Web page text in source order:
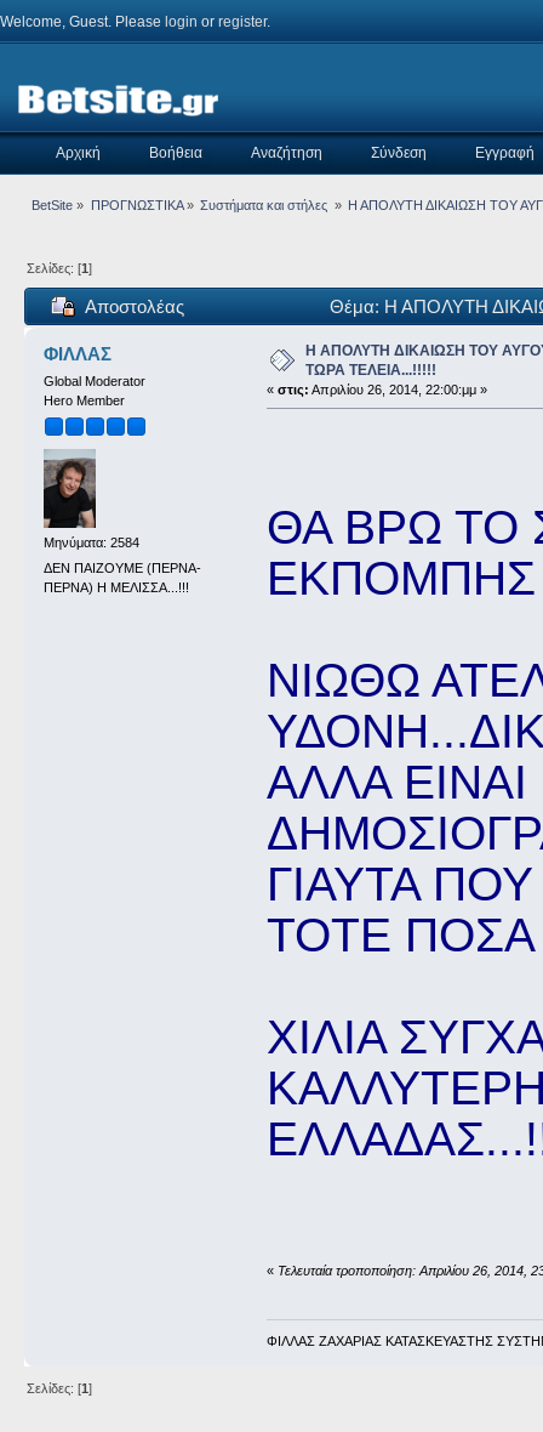
Welcome, Guest. Please login or register.
Αρχική Βοήθεια Αναζήτηση Σύνδεση Εγγραφή
BetSite » ΠΡΟΓΝΩΣΤΙΚΑ» Συστήματα και στήλες » Η ΑΠΟΛΥΤΗ ΔΙΚΑΙΩΣΗ ΤΟΥ
Σελίδες: [1]
Αποστολέας
Θέμα: Η ΑΠΟΛΥΤΗ
φορές)
ΦΙΛΛΑΣ
Global Moderator
Hero Member
Μηνύματα: 2584
ΔΕΝ ΠΑΙΖΟΥΜΕ (ΠΕΡΝΑ-
ΠΕΡΝΑ) Η ΜΕΛΙΣΣΑ...!!!
Η ΑΠΟΛΥΤΗ ΔΙΚΑΙΩΣΗ ΤΟΥ
ΤΩΡΑ ΤΕΛΕΙΑ...!!!!!
« στις: Απριλίου 26, 2014, 22:00:μμ »
ΘΑ ΒΡΩ ΤΟ
ΕΚΠΟΜΠΗΣ
ΝΙΩΘΩ
ΑΛΛΑ
ΓΙΑΥΤΑ
ΤΟΤΕ ΠΟΣΑ
ΧΙΛΙΑ
« Τελευταία τροποποίηση: Απριλίου 26,
ΦΙΛΛΑΣ ΖΑΧΑΡΙΑΣ ΚΑΤΑΣΚΕΥΑΣΤΗΣ
Σελίδες: [1]